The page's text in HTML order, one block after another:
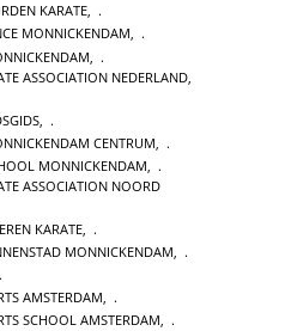
KARATE,
MONNICKENDAM,
ASSOCIATION NEDERLAND
CENTRUM
MONNICKENDAM
ASSOCIATION NOORD
KARATE
MONNICKENDAM
AMSTERDAM,
SCHOOL AMSTERDAM,